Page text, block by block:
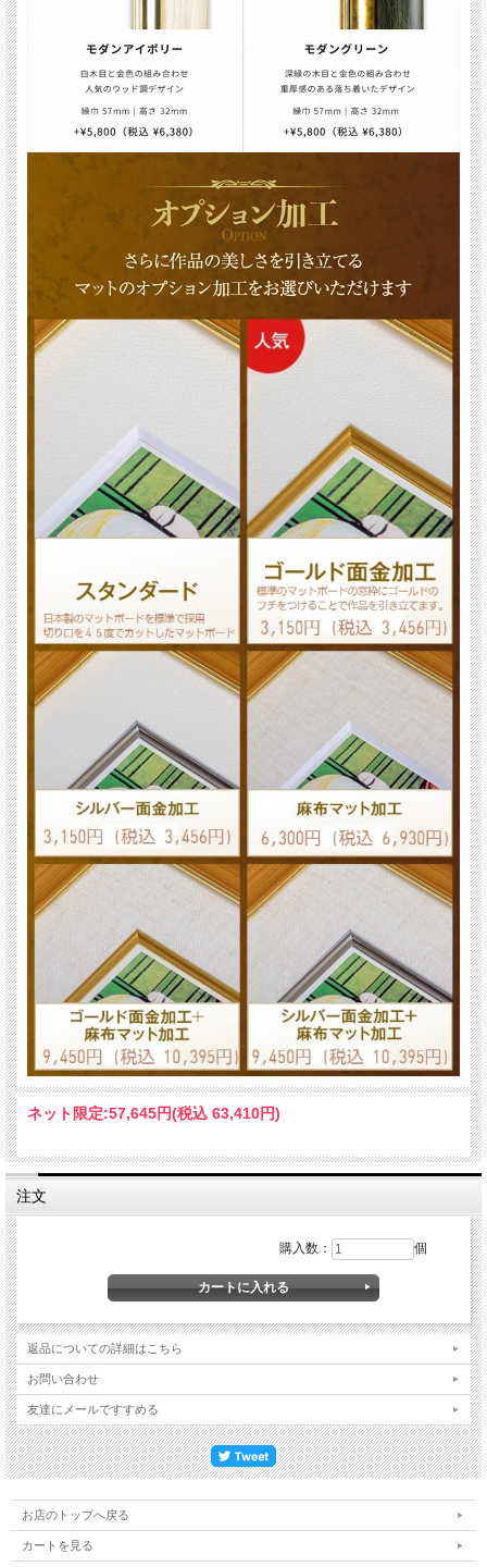
ネット限定:57,645円(税込 63,410円)
注文
購入数： 個
返品についての詳細はこちら
お問い合わせ
友達にメールですすめる
お店のトップへ戻る
カートを見る